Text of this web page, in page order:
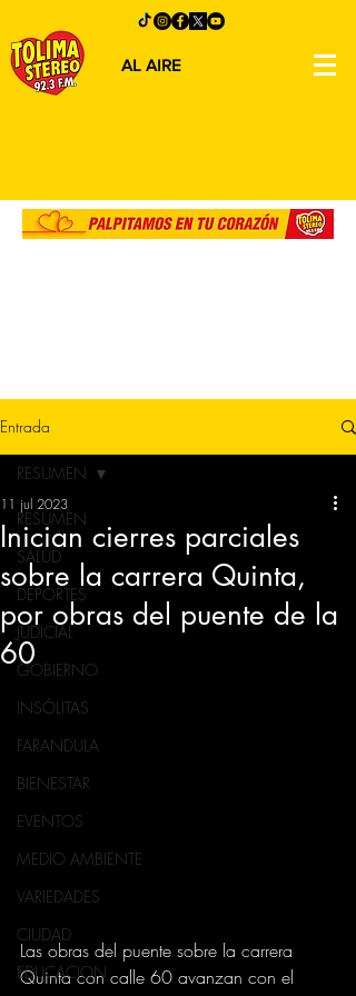
AL AIRE
Entrada
RESUMEN
SALUD
DEPORTES
JUDICIAL
GOBIERNO
INSÓLITAS
FARANDULA
BIENESTAR
EVENTOS
MEDIO AMBIENTE
VARIEDADES
CIUDAD
EDUCACION
RESUMEN
Inician cierres parciales
sobre la carrera Quinta,
por obras del puente de la
60
11 jul 2023
Las obras del puente sobre la carrera
Quinta con calle 60 avanzan con el